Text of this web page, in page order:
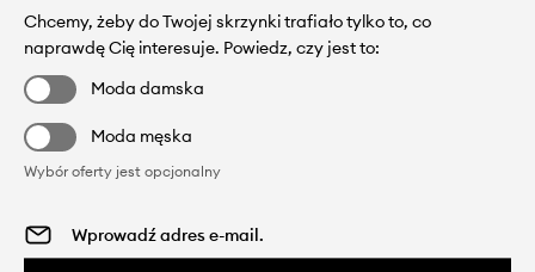
Chcemy, żeby do Twojej skrzynki trafiało tylko to, co
naprawdę Cię interesuje. Powiedz, czy jest to:
Moda damska
Moda męska
Wybór oferty jest opcjonalny